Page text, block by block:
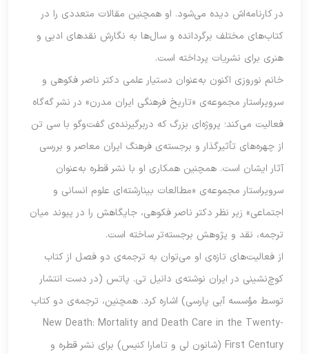
در کارنامه‌اش دیده می‌شود. او همچنین مقالات متعددی را در
کتاب‌های مختلف برگردانده و سال‌ها به نگارش نقدهای ادبی و
هنری برای نشریات پرداخته است.
خانم نوروزی اکنون به‌عنوان دستیار علمی دکتر ناصر فکوهی و
سرویراستار مجموعه‌ی «تاریخ فرهنگی ایران مدرن» در نشر گه‌گاه
فعالیت می‌کند؛ پروژه‌ای بزرگ که دربرگیرنده‌ی گفت‌وگو با سی تن
از چهره‌های تأثیرگذار و برجسته‌ی فرهنگ ایران معاصر و بررسی
آثار ایشان است. همچنین همکاری او با نشر قطره به‌عنوان
سرویراستار مجموعه‌ی «مطالعات بینارشته‌ای علوم انسانی و
اجتماعی» زیر نظر دکتر ناصر فکوهی، جایگاهش را در پیوند میان
ترجمه، نقد و پژوهش برجسته‌تر ساخته است.
از فعالیت‌های تازه‌ی او می‌توان به ترجمه‌ی دو فصل از کتاب
کوچ‌نشینی در ایران نوشته‌ی دانیل تی. پاتس (در دست انتشار
توسط مؤسسه آبی پارسی) اشاره کرد. همچنین، ترجمه‌ی دو کتاب
New Death: Mortality and Death Care in the Twenty-
First Century (شانون لی و تامارا کنیس) برای نشر قطره و